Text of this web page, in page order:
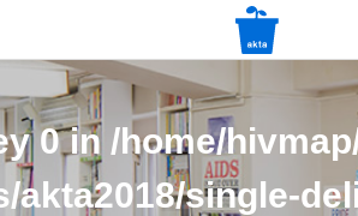
0 in /home/
akta2018/single-